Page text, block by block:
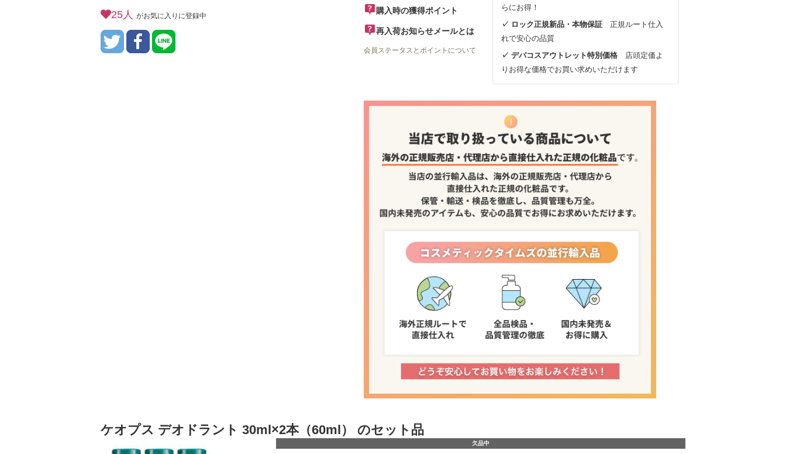
25人 がお気に入りに登録中
購入時の獲得ポイント
再入荷お知らせメールとは
会員ステータスとポイントについて
らにお得！
✓ ロック正規新品・本物保証 正規ルート仕入
れで安心の品質
✓ デパコスアウトレット特別価格 店頭定価よ
りお得な価格でお買い求めいただけます
ケオプス デオドラント 30ml×2本（60ml） のセット品
欠品中